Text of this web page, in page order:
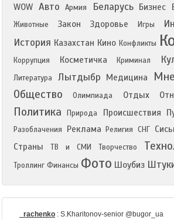
WOW Авто Армия Беларусь Бизнес
Животные
Закон Здоровье Игры
История Казахстан Кино Конфликты
Коррупция Косметичка Криминал
Литература Лытдыбр Медицина
Общество Олимпиада Отдых
Политика Природа Происшествия
Разоблачения
Реклама Религия СНГ
Страны
ТВ и СМИ Творчество
Троллинг Финансы Фото Шоубиз
_rachenko : S.Kharitonov-senior @bugor_ua